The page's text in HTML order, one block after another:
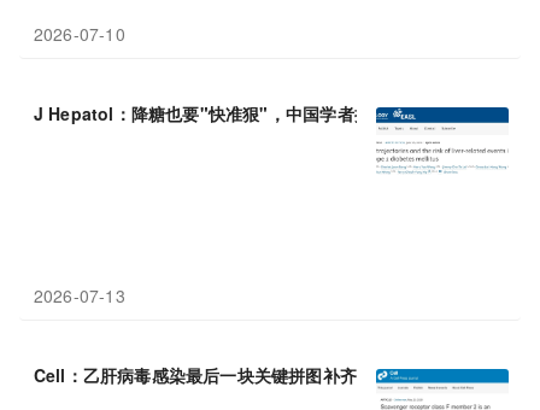
2026-07-10
J Hepatol：降糖也要"快准狠"，中国学者揭示T2DM患者HbA1c
2026-07-13
Cell：乙肝病毒感染最后一块关键拼图补齐：李文辉团队发现“细